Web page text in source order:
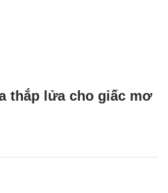
thắp lửa cho giấc mơ